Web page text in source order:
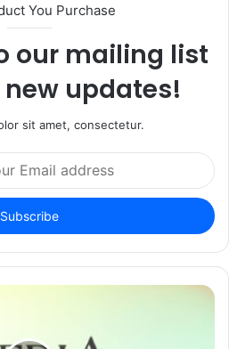
You Purchase
our mailing list
updates!
sit amet, consectetur.